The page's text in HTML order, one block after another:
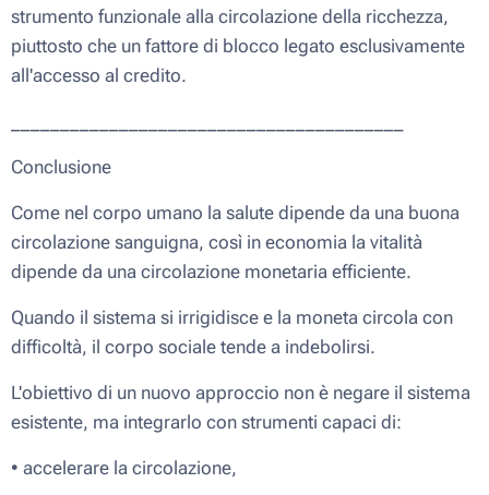
strumento funzionale alla circolazione della ricchezza,
piuttosto che un fattore di blocco legato esclusivamente
all'accesso al credito.
Conclusione
Come nel corpo umano la salute dipende da una buona
circolazione sanguigna, così in economia la vitalità
dipende da una circolazione monetaria efficiente.
Quando il sistema si irrigidisce e la moneta circola con
difficoltà, il corpo sociale tende a indebolirsi.
L'obiettivo di un nuovo approccio non è negare il sistema
esistente, ma integrarlo con strumenti capaci di:
• accelerare la circolazione,